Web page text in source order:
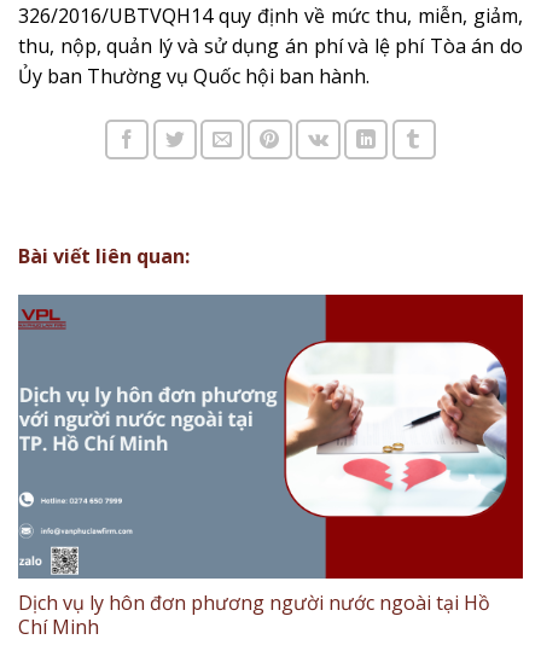
326/2016/UBTVQH14 quy định về mức thu, miễn, giảm,
thu, nộp, quản lý và sử dụng án phí và lệ phí Tòa án do
Ủy ban Thường vụ Quốc hội ban hành.
Bài viết liên quan:
Dịch vụ ly hôn đơn phương người nước ngoài tại Hồ
Chí Minh